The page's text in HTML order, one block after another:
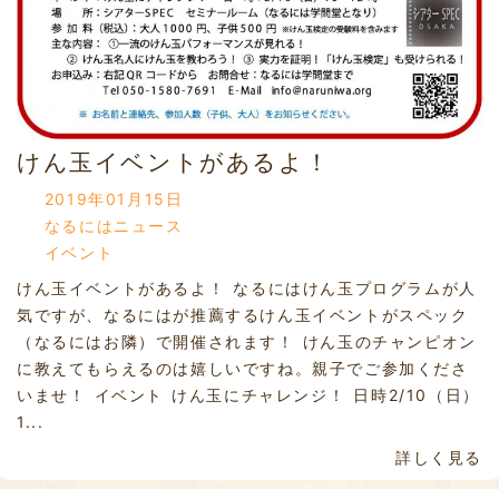
けん玉イベントがあるよ！
2019年01月15日
なるにはニュース
イベント
けん玉イベントがあるよ！ なるにはけん玉プログラムが人
気ですが、なるにはが推薦するけん玉イベントがスペック
（なるにはお隣）で開催されます！ けん玉のチャンピオン
に教えてもらえるのは嬉しいですね。親子でご参加くださ
いませ！ イベント けん玉にチャレンジ！ 日時2/10（日）
1...
詳しく見る